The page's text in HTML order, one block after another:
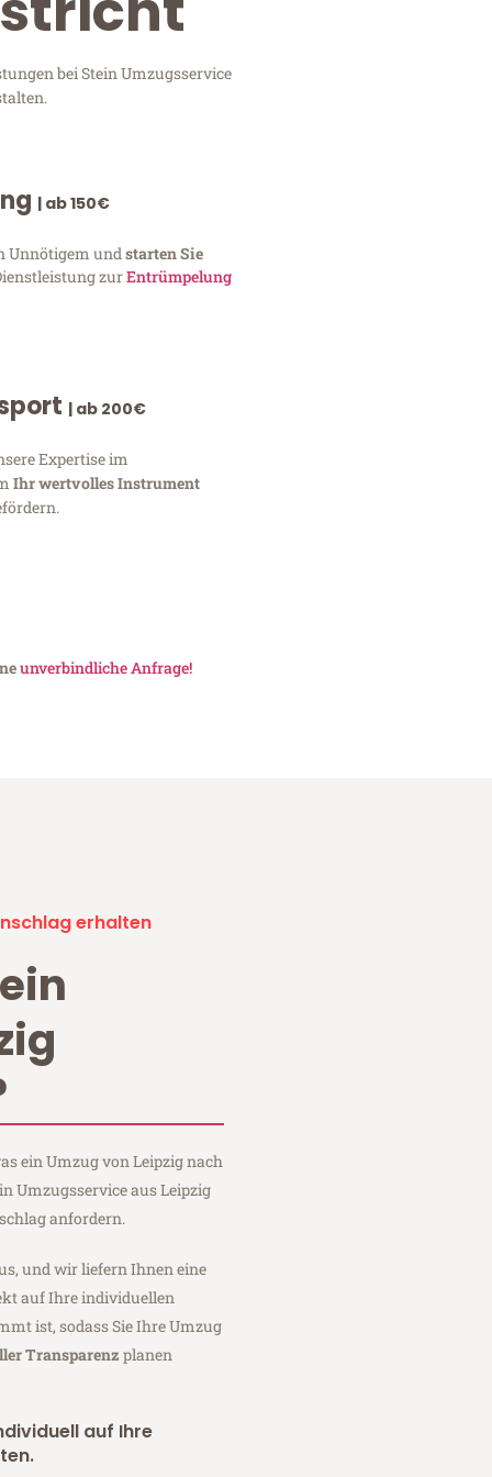
bei Stein Umzugsservice
| ab 150€
Unnötigem und starten Sie
zurEntrümpelung
| ab 200€
Expertise im
Ihr wertvolles Instrument
unverbindliche Anfrage!
erhalten
ein Umzug von Leipzig nach
Umzugsservice aus Leipzig
anfordern.
und wir liefern Ihnen eine
auf Ihre individuellen
ist, sodass Sie Ihre Umzug
Transparenz planen
auf Ihre